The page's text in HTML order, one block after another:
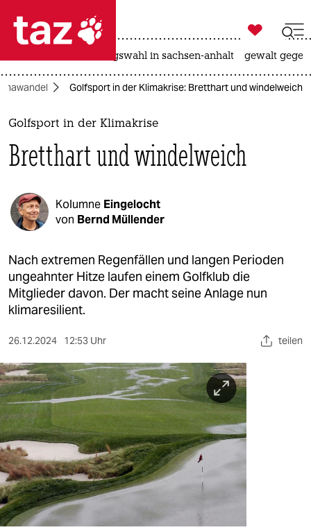
 taz zahl ich
taz zahl ich
themen
politik
öko
gesellschaft
kultur
sport
berlin
nord
wahrheit
verlag
verlag
veranstaltungen
shop
fragen & hilfe

taz zahl ich
landtagswahl in sachsen-anhalt gewalt
Golfsport in der Klimakrise: Bretthart und windelweich
Golfsport in der Klimakrise
Bretthart und windelweich
Kolumne Eingelocht
von Bernd Müllender
Nach extremen Regenfällen und langen Perioden
ungeahnter Hitze laufen einem Golfklub die
Mitglieder davon. Der macht seine Anlage nun
klimaresilient.
26.12.2024 12:53 Uhr teilen